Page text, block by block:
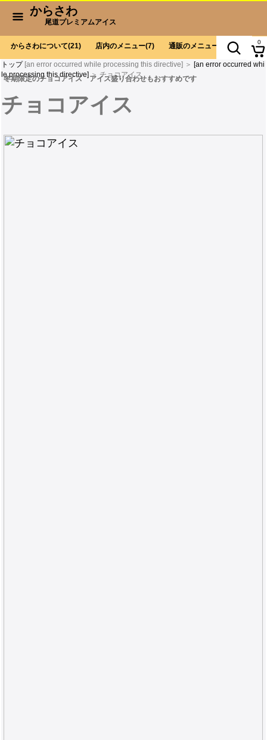
からさわ
尾道プレミアムアイス
からさわについて(21) 店内のメニュー(7) 通販のメニュー (9) お会計
0
冬期限定のチョコアイス アイス盛り合わせもおすすめです
トップ[an error occurred while processing this directive] ＞ [an error occurred whi
le processing this directive] ＞ チョコアイス
チョコアイス